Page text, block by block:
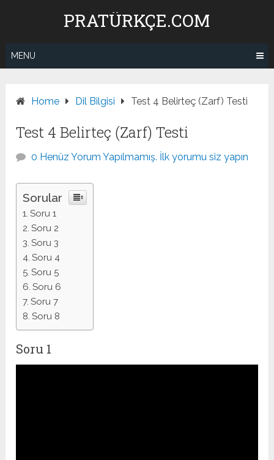
PRATÜRKÇE.COM
MENU
Home Dil Bilgisi Test 4 Belirteç (Zarf) Testi
Test 4 Belirteç (Zarf) Testi
0 Henüz Yorum Yapılmamış. İlk yorumu siz yapın
Sorular
Soru 1
Soru 2
Soru 3
Soru 4
Soru 5
Soru 6
Soru 7
Soru 8
Soru 1